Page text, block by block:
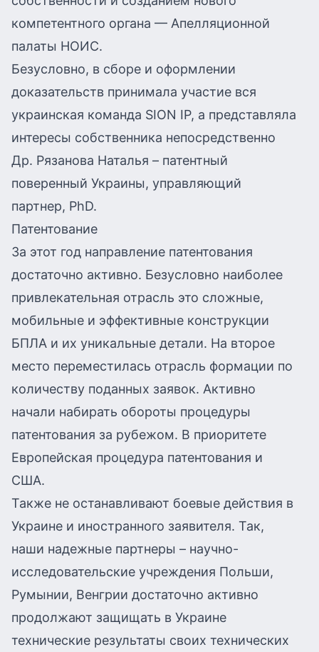
компетентного органа — Апелляционной
палаты НОИС.
Безусловно, в сборе и оформлении
доказательств принимала участие вся
украинская команда SION IP, а представляла
интересы собственника непосредственно
Др. Рязанова Наталья – патентный
поверенный Украины, управляющий
партнер, PhD.
Патентование
За этот год направление патентования
достаточно активно. Безусловно наиболее
привлекательная отрасль это сложные,
мобильные и эффективные конструкции
БПЛА и их уникальные детали. На второе
место переместилась отрасль формации по
количеству поданных заявок. Активно
начали набирать обороты процедуры
патентования за рубежом. В приоритете
Европейская процедура патентования и
США.
Также не останавливают боевые действия в
Украине и иностранного заявителя. Так,
наши надежные партнеры – научно-
исследовательские учреждения Польши,
Румынии, Венгрии достаточно активно
продолжают защищать в Украине
технические результаты своих технических